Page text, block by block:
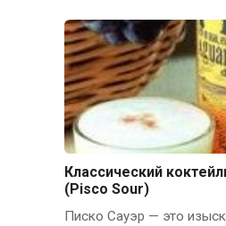
Классический
(Pisco Sour)
Писко Сауэр — это